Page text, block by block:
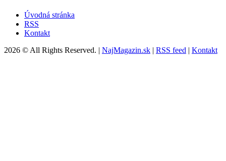
Úvodná stránka
RSS
Kontakt
2026 © All Rights Reserved. | NajMagazin.sk | RSS feed | Kontakt